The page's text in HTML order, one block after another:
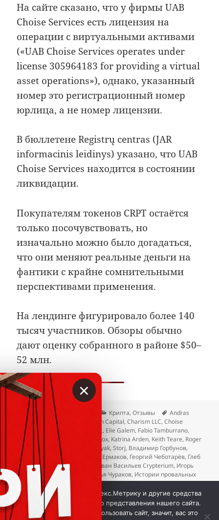
На сайте сказано, что у фирмы UAB
Choise Services есть лицензия на
операции с виртуальными активами
(«UAB Choise Services operates under
license 305964183 for providing a virtual
asset operations»), однако, указанный
номер это регистрационный номер
юрлица, а не номер лицензии.
В бюллетене Registrų centras (JAR
informacinis leidinys) указано, что UAB
Choise Services находится в состоянии
ликвидации.
Покупателям токенов CRPT остаётся
только посочувствовать, но
изначально можно было догадаться,
что они меняют реальные деньги на
фантики с крайне сомнительными
перспективами применения.
На лендинге фигурировало более 140
тысяч участников. Обзоры обычно
дают оценку собранного в районе $50–
52 млн.
Опубликовано
13.12.2025 Рубрики
Крипта,Отзывы Метки
Andras
Kristof
,Austin Kimm Blockchain Capital,Charism LLC,Choise
Services UAB
choise.com Civic, Elie Galem, Fabio Tamburrano,
Gabriel Zanko
Giga Watt ICOBox, Katrina Arden, Keith Teare, Roger
Crook
Ruff Rubaker Steven Polyak,Storj, Владимир Горбунов,
Владимир Капустин
Георгий Ермаков, Георгий Чеботарёв, Глеб
Марков, Димитрий Фомин Иван Васильев Crypterium, Игорь
Семенченко, Игорь Цзян Илья Чураков, Истории провальных
ICO, Михаил Райцин Николай Евдокимов,Павел Распутин,
Семён Сергеев
Добавить комментарийк записи Как
Мы используем куки, Яндекс.Метрику и другие средства
аналитики для наилучшего представления нашего сайта.
Если вы продолжите использовать сайт, значит, вас это
×